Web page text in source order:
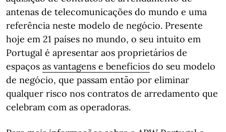
antenas de telecomunicações do mundo e uma
referência neste modelo de negócio. Presente
hoje em 21 países no mundo, o seu intuito em
Portugal é apresentar aos proprietários de
espaços as vantagens e benefícios do seu modelo
de negócio, que passam então por eliminar
qualquer risco nos contratos de arredamento que
celebram com as operadoras.